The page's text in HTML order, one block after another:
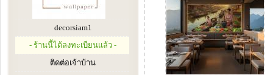
decorsiam1
- ร้านนี้ได้ลงทะเบียนแล้ว -
ติดต่อเจ้าบ้าน